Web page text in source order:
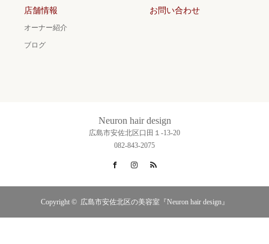
店舗情報
オーナー紹介
ブログ
お問い合わせ
Neuron hair design
広島市安佐北区口田１-13-20
082-843-2075
FacebookInstagram
Copyright © 広島市安佐北区の美容室『Neuron hair design』